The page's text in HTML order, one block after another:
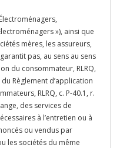
»), ainsi que
mères, les assureurs,
pas, au sens au sens
du consommateur, RLRQ,
Règlement d’application
RLRQ, c. P-40.1, r.
des services de
à l’entretien ou à
ou vendus par
les sociétés du même